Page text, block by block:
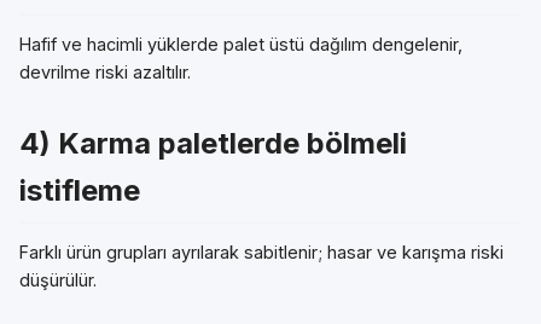
Hafif ve hacimli yüklerde palet üstü dağılım dengelenir,
devrilme riski azaltılır.
4) Karma paletlerde bölmeli
istifleme
Farklı ürün grupları ayrılarak sabitlenir; hasar ve karışma riski
düşürülür.